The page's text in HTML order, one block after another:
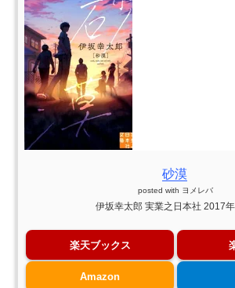
砂漠
posted with ヨメレバ
伊坂幸太郎 実業之日本社 2017
楽天ブックス
Amazon